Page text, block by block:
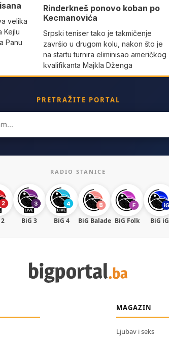
velika
Kejlu
Panu
Rinderkneš ponovo koban po
Kecmanovića
Srpski teniser tako je takmičenje
završio u drugom kolu, nakon što je
na startu turnira eliminisao američkog
kvalifikanta Majkla Dženga
PRETRAŽITE PORTAL
RADIO STANICE
BiG 3 BiG 4 BiG Balade BiG Folk BiG iG
MAGAZIN
Ljubav i seks